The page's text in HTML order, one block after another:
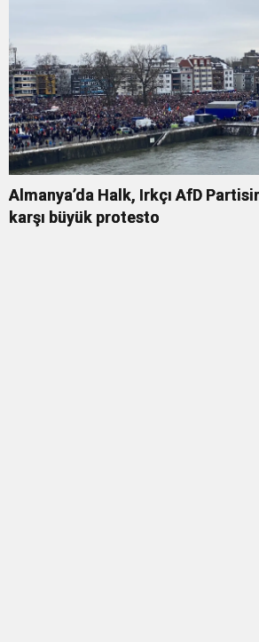
Almanya’da Halk, Irkçı AfD
karşı büyük protesto